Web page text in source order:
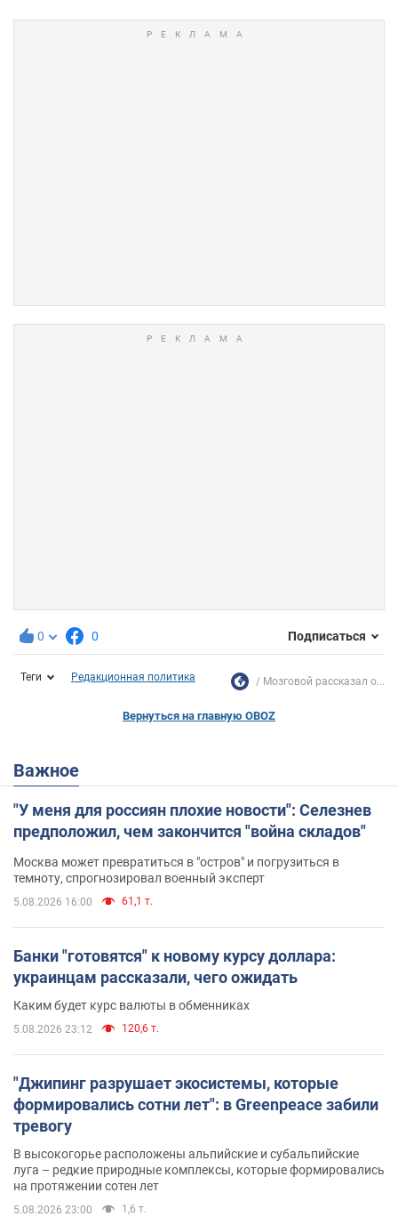
0 0 Подписаться
Теги Редакционная политика Мозговой рассказал о...
Вернуться на главную OBOZ
Важное
"У меня для россиян плохие новости": Селезнев
предположил, чем закончится "война складов"
Москва может превратиться в "остров" и погрузиться в
темноту, спрогнозировал военный эксперт
5.08.2026 16:00 61,1 т.
Банки "готовятся" к новому курсу доллара:
украинцам рассказали, чего ожидать
Каким будет курс валюты в обменниках
5.08.2026 23:12 120,6 т.
"Джипинг разрушает экосистемы, которые
формировались сотни лет": в Greenpeace забили
тревогу
В высокогорье расположены альпийские и субальпийские
луга – редкие природные комплексы, которые формировались
на протяжении сотен лет
5.08.2026 23:00 1,6 т.